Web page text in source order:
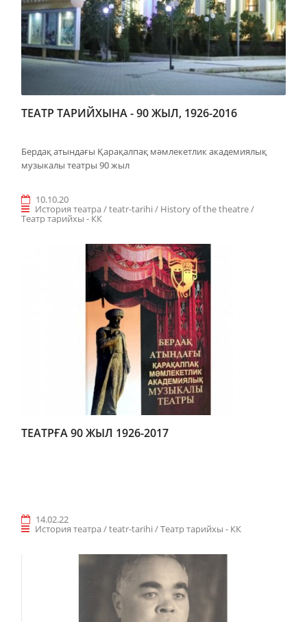
ТЕАТР ТАРИЙХЫНА - 90 ЖЫЛ, 1926-2016
Бердақ атындағы Қарақалпақ мәмлекетлик академиялық
музыкалы театры 90 жыл
10.10.20
История театра / teatr-tarihi / History of the theatre /
Teaтр тарийхы - КК
ТЕАТРҒА 90 ЖЫЛ 1926-2017
14.02.22
История театра / teatr-tarihi / Teaтр тарийхы - КК